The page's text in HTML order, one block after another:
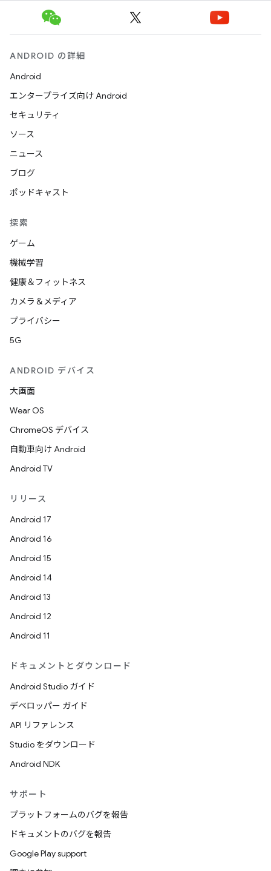
ANDROID の詳細
Android
エンタープライズ向け Android
セキュリティ
ソース
ニュース
ブログ
ポッドキャスト
探索
ゲーム
機械学習
健康＆フィットネス
カメラ＆メディア
プライバシー
5G
ANDROID デバイス
大画面
Wear OS
ChromeOS デバイス
自動車向け Android
Android TV
リリース
Android 17
Android 16
Android 15
Android 14
Android 13
Android 12
Android 11
ドキュメントとダウンロード
Android Studio ガイド
デベロッパー ガイド
API リファレンス
Studio をダウンロード
Android NDK
サポート
プラットフォームのバグを報告
ドキュメントのバグを報告
Google Play support